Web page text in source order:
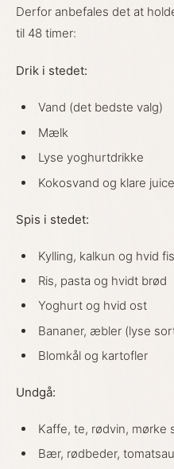
Derfor anbefales det at
til 48 timer:
Drik i stedet:
Vand (det bedste valg)
Mælk
Lyse yoghurtdrikke
Kokosvand og klare
Spis i stedet:
Kylling, kalkun og hvid
Ris, pasta og hvidt brød
Yoghurt og hvid ost
Bananer, æbler (lyse
Blomkål og kartofler
Undgå:
Kaffe, te, rødvin, mørke
Bær, rødbeder,